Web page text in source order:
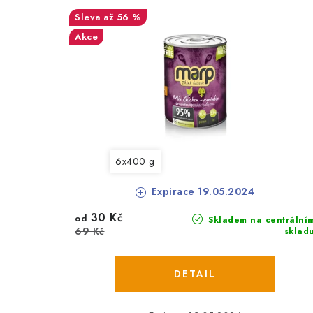
až 56 %
Akce
6x400 g
Expirace 19.05.2024
Skladem na
od 30 Kč
69 Kč